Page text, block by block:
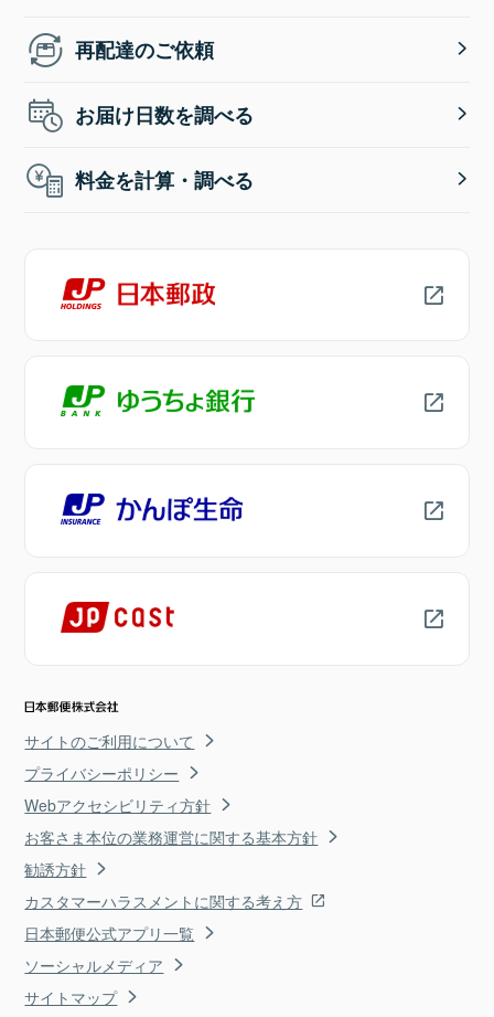
再配達のご依頼
お届け日数を調べる
料金を計算・調べる
サイトのご利用について
プライバシーポリシー
Webアクセシビリティ方針
お客さま本位の業務運営に関する基本方針
勧誘方針
カスタマーハラスメントに関する考え方
日本郵便公式アプリ一覧
ソーシャルメディア
サイトマップ